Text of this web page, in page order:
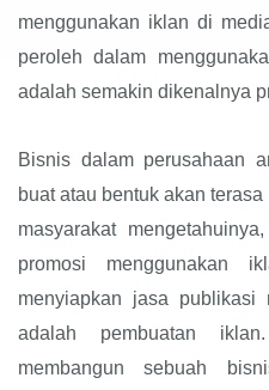
menggunakan iklan di
peroleh dalam
adalah semakin dikenalnya
Bisnis dalam perusahaan
buat atau bentuk akan
masyarakat
promosi menggunakan
menyiapkan jasa
adalah pembuatan
membangun sebuah